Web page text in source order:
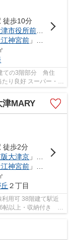
徒歩10分
津市役所前 」駅 徒歩
神宮前 」駅 徒歩18分
ての3階部分 角住
り良好 スーパー・コ
MARY
徒歩2分
大津京 」駅 徒歩4分
神宮前 」駅 徒歩10分
２丁目
用可 38階建て駅近
帖以上・収納付き ペ